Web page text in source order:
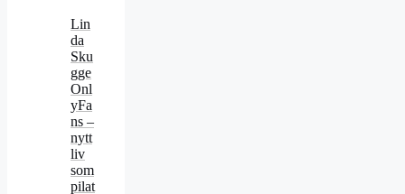
Lin
da
Sku
gge
Onl
yFa
ns –
nytt
liv
som
pilat